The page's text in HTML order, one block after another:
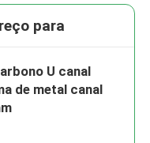
para
U canal
de metal canal